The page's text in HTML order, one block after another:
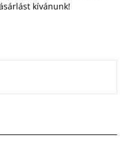
kívánunk!